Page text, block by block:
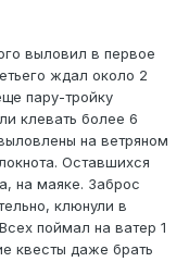
выловил в первое
ждал около 2
пару-тройку
клевать более 6
на ветряном
Оставшихся
на маяке. Заброс
клюнули в
поймал на ватер 1
квесты даже брать